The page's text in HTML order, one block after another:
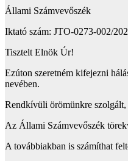
Állami Számvevőszék
Iktató szám: JTO-0273-002/
Tisztelt Elnök Úr!
Ezúton szeretném kifejezni
nevében.
Rendkívüli örömünkre szolgált,
Az Állami Számvevőszék
A továbbiakban is számíthat